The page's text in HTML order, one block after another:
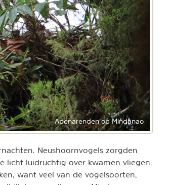
Apenarenden op Mindanao
Neushoornvogels zorgden
licht luidruchtig over kwamen vliegen.
want veel van de vogelsoorten,